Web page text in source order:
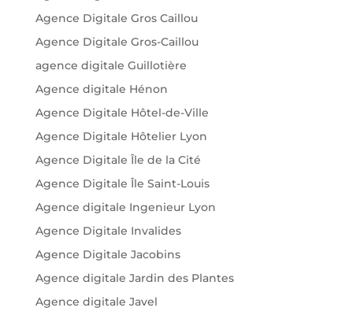
Agence Digitale Gros Caillou
Agence Digitale Gros-Caillou
agence digitale Guillotière
Agence digitale Hénon
Agence Digitale Hôtel-de-Ville
Agence Digitale Hôtelier Lyon
Agence Digitale Île de la Cité
Agence Digitale Île Saint-Louis
Agence digitale Ingenieur Lyon
Agence Digitale Invalides
Agence Digitale Jacobins
Agence digitale Jardin des Plantes
Agence digitale Javel